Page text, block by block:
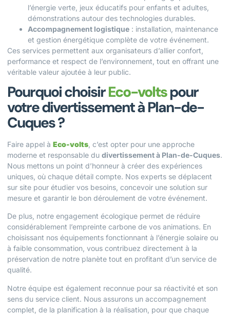
l’énergie verte, jeux éducatifs pour enfants et adultes,
démonstrations autour des technologies durables.
Accompagnement logistique : installation, maintenance
et gestion énergétique complète de votre événement.
Ces services permettent aux organisateurs d’allier confort,
performance et respect de l’environnement, tout en offrant une
véritable valeur ajoutée à leur public.
Pourquoi choisirEco-voltspour
votre divertissement à Plan-de-
Cuques ?
Faire appel à Eco-volts , c’est opter pour une approche
moderne et responsable du divertissement à Plan-de-Cuques.
Nous mettons un point d’honneur à créer des expériences
uniques, où chaque détail compte. Nos experts se déplacent
sur site pour étudier vos besoins, concevoir une solution sur
mesure et garantir le bon déroulement de votre événement.
De plus, notre engagement écologique permet de réduire
considérablement l’empreinte carbone de vos animations. En
choisissant nos équipements fonctionnant à l’énergie solaire ou
à faible consommation, vous contribuez directement à la
préservation de notre planète tout en profitant d’un service de
qualité.
Notre équipe est également reconnue pour sa réactivité et son
sens du service client. Nous assurons un accompagnement
complet, de la planification à la réalisation, pour que chaque